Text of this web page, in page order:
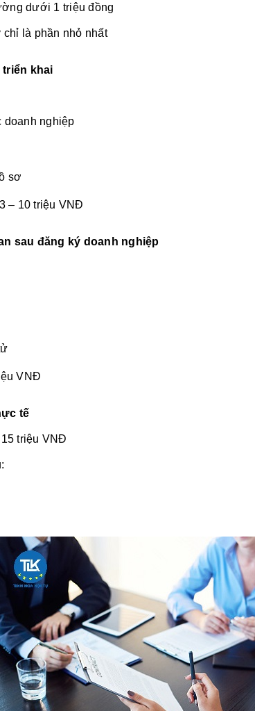
dưới 1 triệu đồng
là phần nhỏ nhất
triển khai
doanh nghiệp
sơ
– 10 triệu VNĐ
sau đăng ký doanh nghiệp
VNĐ
tế
triệu VNĐ